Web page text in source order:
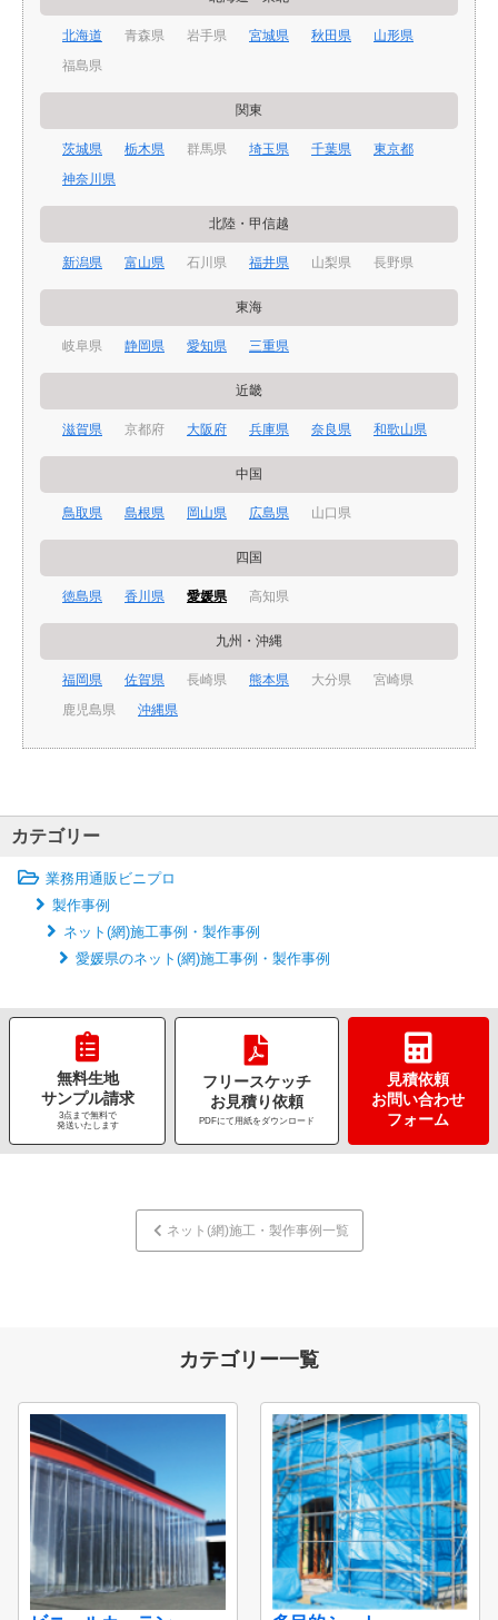
北海道 青森県 岩手県 宮城県 秋田県
山形県
福島県
関東
茨城県 栃木県 群馬県 埼玉県 千葉県
東京都
神奈川県
北陸・甲信越
新潟県 富山県 石川県 福井県 山梨県 長野県
東海
岐阜県 静岡県 愛知県 三重県
近畿
滋賀県 京都府 大阪府 兵庫県 奈良県 和歌山県
中国
鳥取県 島根県 岡山県 広島県 山口県
四国
徳島県 香川県 愛媛県 高知県
九州・沖縄
福岡県 佐賀県 長崎県 熊本県 大分県
宮崎県
鹿児島県
沖縄県
カテゴリー
業務用通販ビニプロ
製作事例
ネット(網)施工事例・製作事例
愛媛県のネット(網)施工事例・製作事例
無料生地
サンプル請求
3点まで無料で
発送いたします
フリースケッチ
お見積り依頼
PDFにて用紙をダウンロード
見積依頼
お問い合わせ
フォーム
ネット(網)施工・製作事例一覧
カテゴリー一覧